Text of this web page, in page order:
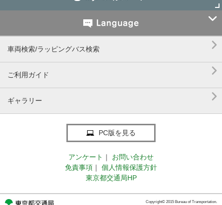

車両検索/ラッピングバス検索 
ご利用ガイド 
ギャラリー 
PC版を見る
アンケート ｜
お問い合わせ
免責事項 ｜
個人情報保護方針
東京都交通局HP
Copyright© 2015 Bureau of Transportation.